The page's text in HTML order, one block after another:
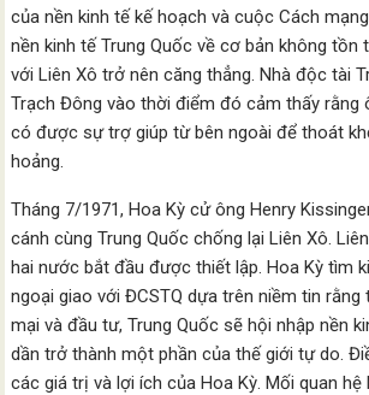
của nền kinh tế kế hoạch và cuộc Cách
nền kinh tế Trung Quốc về cơ bản không tồn
với Liên Xô trở nên căng thẳng. Nhà độc tài
Trạch Đông vào thời điểm đó cảm thấy rằng
có được sự trợ giúp từ bên ngoài để thoát
hoảng.
Tháng 7/1971, Hoa Kỳ cử ông Henry
cánh cùng Trung Quốc chống lại Liên Xô.
hai nước bắt đầu được thiết lập. Hoa Kỳ tìm
ngoại giao với ĐCSTQ dựa trên niềm tin rằng
mại và đầu tư, Trung Quốc sẽ hội nhập nền
dần trở thành một phần của thế giới tự do.
các giá trị và lợi ích của Hoa Kỳ. Mối quan hệ